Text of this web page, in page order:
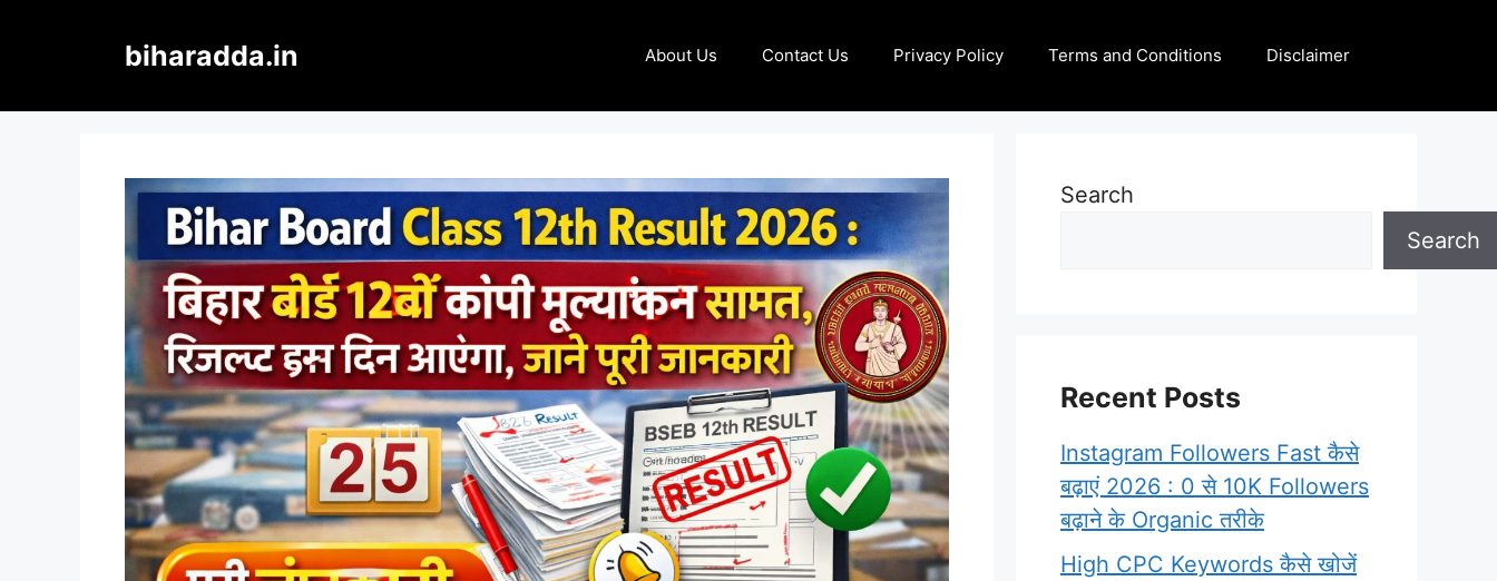
biharadda.in About Us Contact Us Privacy Policy Terms and Conditions Disclaimer
Search
Search
Recent Posts
Instagram Followers Fast कैसे
बढ़ाएं 2026 : 0 से 10K Followers
बढ़ाने के Organic तरीके
High CPC Keywords कैसे खोजें